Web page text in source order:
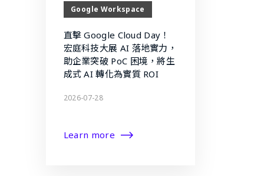
Google Workspace
直擊 Google Cloud Day！
宏庭科技大展 AI 落地實力，
助企業突破 PoC 困境，將生
成式 AI 轉化為實質 ROI
2026-07-28
Learn more